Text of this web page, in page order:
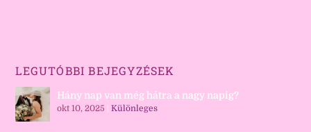
LEGUTÓBBI BEJEGYZÉSEK
Hány nap van még hátra a nagy napig?
okt 10, 2025 |Különleges